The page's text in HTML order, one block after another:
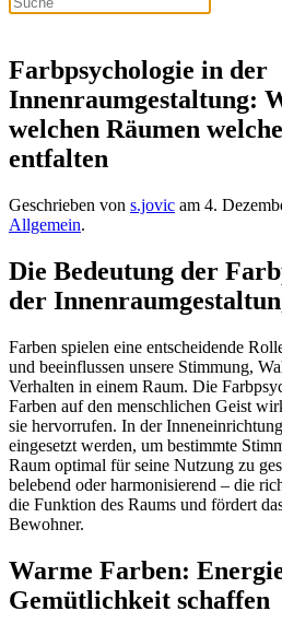
Farbpsychologie in der
Innenraumgestaltung:
welchen Räumen
entfalten
Geschrieben von s.jovic am 4.
Allgemein.
Die Bedeutung der
der
Farben spielen eine entscheidende
und beeinflussen unsere Stimmung,
Verhalten in einem Raum. Die
Farben auf den menschlichen Geist
sie hervorrufen. In der
eingesetzt werden, um bestimmte
Raum optimal für seine Nutzung zu
belebend oder harmonisierend – die
die Funktion des Raums und fördert
Bewohner.
Warme Farben:
Gemütlichkeit schaffen